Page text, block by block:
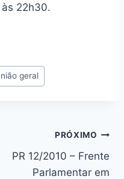
22h30.
geral
PRÓXIMO
PR 12/2010 – Frente
Parlamentar em